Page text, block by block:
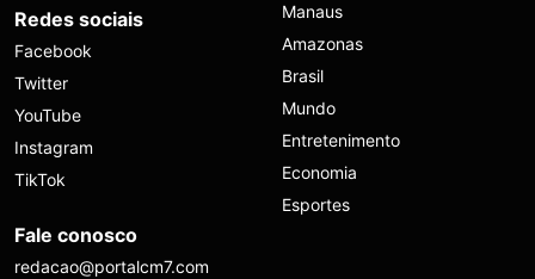
Redes sociais
Facebook
Twitter
YouTube
Instagram
TikTok
Manaus
Amazonas
Brasil
Mundo
Entretenimento
Economia
Esportes
Fale conosco
redacao@portalcm7.com